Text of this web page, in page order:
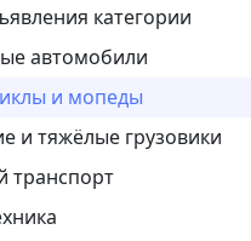
категории
автомобили
и мопеды
и тяжёлые грузовики
транспорт